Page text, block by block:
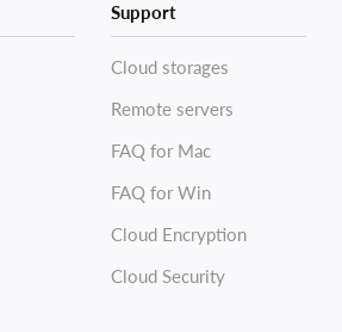
Support
Cloud storages
Remote servers
FAQ for Mac
FAQ for Win
Cloud Encryption
Cloud Security